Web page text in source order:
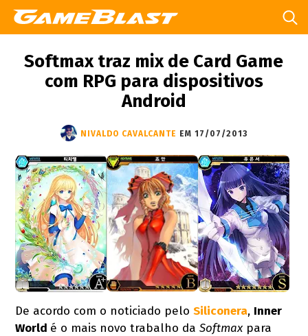
Softmax traz mix de Card Game
com RPG para dispositivos
Android
NIVALDO CAVALCANTE EM 17/07/2013
De acordo com o noticiado peloSiliconera, Inner
World é o mais novo trabalho daSoftmax para